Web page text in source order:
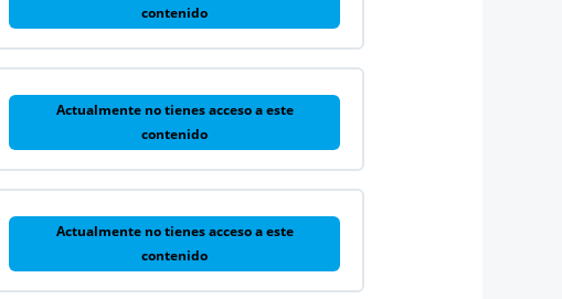
contenido
Actualmente no tienes acceso a este
contenido
Actualmente no tienes acceso a este
contenido